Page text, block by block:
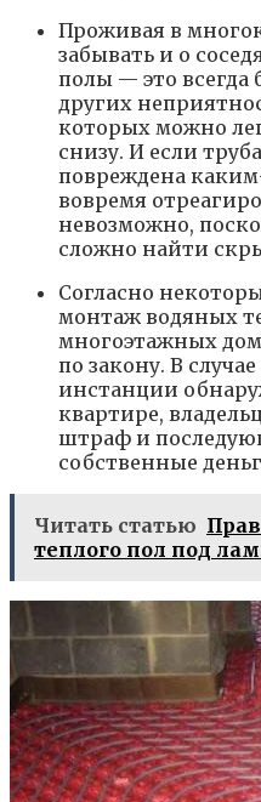
Проживая в
забывать и о
полы — это всегда
других
которых можно
снизу. И если
повреждена
вовремя
невозможно,
сложно найти
Согласно
монтаж водяных
многоэтажных
по закону. В
инстанции
квартире,
штраф и
собственные
Читать статью
теплого пол под